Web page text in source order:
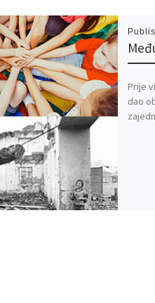
Prije
dao